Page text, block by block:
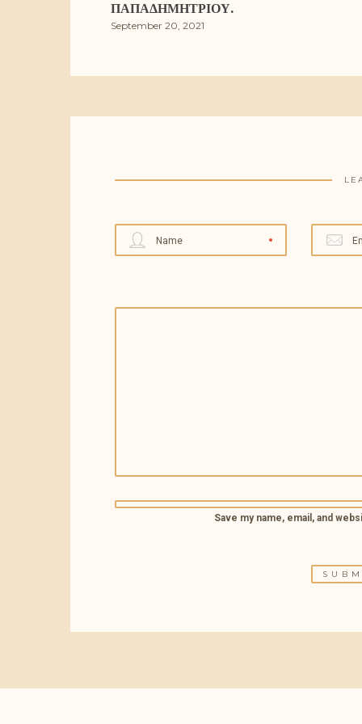
ΠΑΠΑΔΗΜΗΤΡΊΟΥ.
September 20, 2021
Name
Save my name, email, and